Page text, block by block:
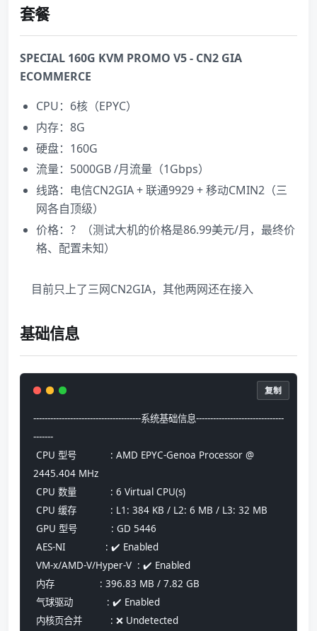
套餐
SPECIAL 160G KVM PROMO V5 - CN2 GIA
ECOMMERCE
CPU：6核（EPYC）
内存：8G
硬盘：160G
流量：5000GB /月流量（1Gbps）
线路：电信CN2GIA + 联通9929 + 移动CMIN2（三
网各自顶级）
价格：？（测试大机的价格是86.99美元/月，最终价
格、配置未知）
目前只上了三网CN2GIA，其他两网还在接入
基础信息
--------------------------------------系统基础信息-------------------------------
-------
2445.404 MHz
CPU 数量            : 6 Virtual CPU(s)
CPU 缓存            : L1: 384 KB / L2: 6 MB / L3: 32 MB
GPU 型号            : GD 5446
AES-NI              : ✔️ Enabled
VM-x/AMD-V/Hyper-V  : ✔️ Enabled
内存                : 396.83 MB / 7.82 GB
气球驱动            : ✔️ Enabled
内核页合并          : ❌ Undetected
复制